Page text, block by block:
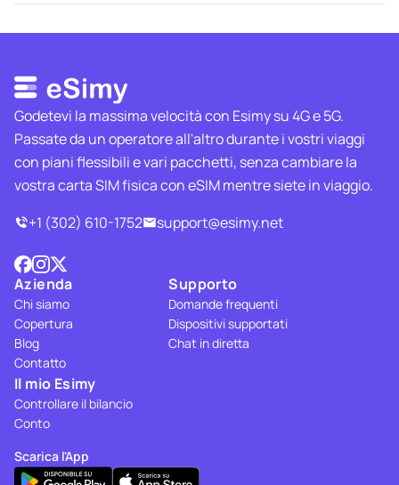
Godetevi la massima velocità con Esimy su 4G e 5G.
Passate da un operatore all'altro durante i vostri viaggi
con piani flessibili e vari pacchetti, senza cambiare la
vostra carta SIM fisica con eSIM mentre siete in viaggio.
+1 (302) 610-1752
support@esimy.net
Azienda
Chi siamo
Copertura
Blog
Contatto
Supporto
Domande frequenti
Dispositivi supportati
Chat in diretta
Il mio Esimy
Controllare il bilancio
Conto
Scarica l'App